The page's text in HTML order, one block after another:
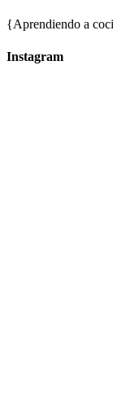
{Aprendiendo a
Instagram